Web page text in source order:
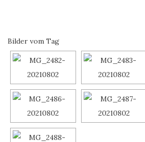
Bilder vom Tag